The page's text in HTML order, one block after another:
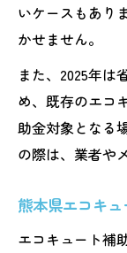
いケースもあり
かせません。
また、2025年は
め、既存のエコ
助金対象となる
の際は、業者や
熊本県エコキ
エコキュート補